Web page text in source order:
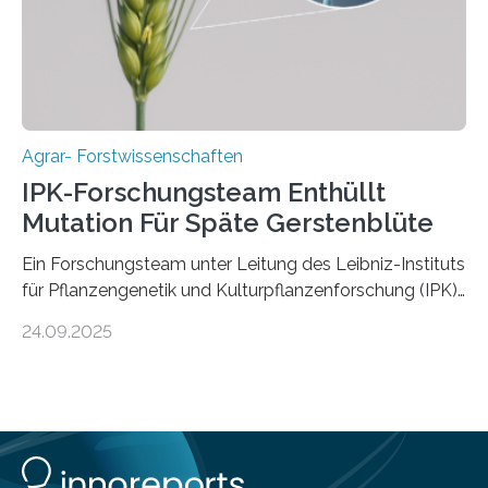
Fachzeitschrift „Nature“ veröffentlicht. Die
Forschungsgruppe hat die Evolution und…
Agrar- Forstwissenschaften
IPK-Forschungsteam Enthüllt
Mutation Für Späte Gerstenblüte
Ein Forschungsteam unter Leitung des Leibniz-Instituts
für Pflanzengenetik und Kulturpflanzenforschung (IPK)
entdeckt, das Gerste in Regionen mit langen
Sammlungen von Wild- und domestizierter Gerste
analysierten, konnten auch zeigen, dass die Mutation
24.09.2025